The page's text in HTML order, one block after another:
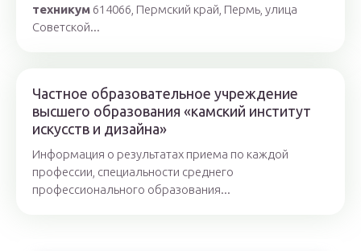
техникум 614066, Пермский край, Пермь, улица
Советской...
Частное образовательное учреждение
высшего образования «камский институт
искусств и дизайна»
Информация о результатах приема по каждой
профессии, специальности среднего
профессионального образования...